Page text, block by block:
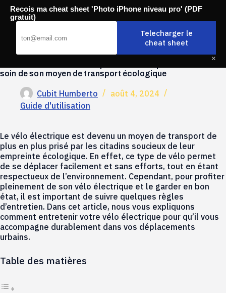
Passer
contenu
Mobili-thi
soin de son moyen de transport écologique
Cubit Humberto
août 4, 2024
Guide d'utilisation
Le vélo électrique est devenu un moyen de transport de
plus en plus prisé par les citadins soucieux de leur
empreinte écologique. En effet, ce type de vélo permet
de se déplacer facilement et sans efforts, tout en étant
respectueux de l’environnement. Cependant, pour profiter
pleinement de son vélo électrique et le garder en bon
état, il est important de suivre quelques règles
d’entretien. Dans cet article, nous vous expliquons
comment entretenir votre vélo électrique pour qu’il vous
accompagne durablement dans vos déplacements
urbains.
Table des matières
Recois ma cheat sheet 'Photo iPhone niveau pro' (PDF
gratuit)
Telecharger le
cheat sheet
×